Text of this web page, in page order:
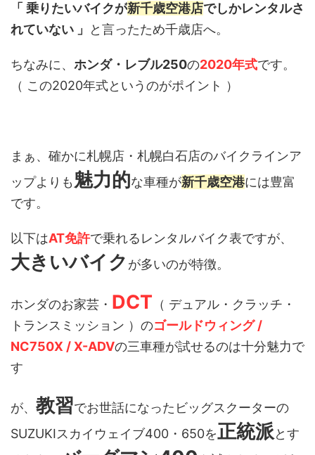
「 乗りたいバイクが新千歳空港店でしかレンタルさ
れていない 」
と言ったため千歳店へ。
ちなみに、 ホンダ・レブル250の2020年式です。
（ この2020年式というのがポイント ）
まぁ、確かに札幌店・札幌白石店のバイクラインア
ップよりも 魅力的な車種が新千歳空港には豊富
です。
以下はAT免許で乗れるレンタルバイク表ですが、
大きいバイク が多いのが特徴。
ホンダのお家芸・ DCT （ デュアル・クラッチ・
トランスミッション ）のゴールドウィング /
NC750X / X-ADVの三車種が試せるのは十分魅力で
す
が、 教習でお世話になったビッグスクーターの
SUZUKIスカイウェイブ400・650を正統派とす